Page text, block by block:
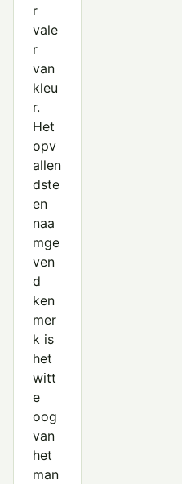
r
vale
r
van
kleu
r.
Het
opv
allen
dste
en
naa
mge
ven
d
ken
mer
k is
het
witt
e
oog
van
het
man